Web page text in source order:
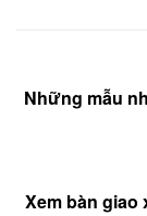
Những mẫu
Xem bàn giao